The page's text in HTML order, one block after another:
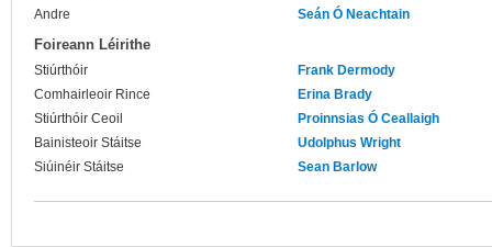
Andre
Seán Ó Neachtain
Foireann Léirithe
Stiúrthóir
Frank Dermody
Comhairleoir Rince
Erina Brady
Stiúrthóir Ceoil
Proinnsias Ó Ceallaigh
Bainisteoir Stáitse
Udolphus Wright
Siúinéir Stáitse
Sean Barlow